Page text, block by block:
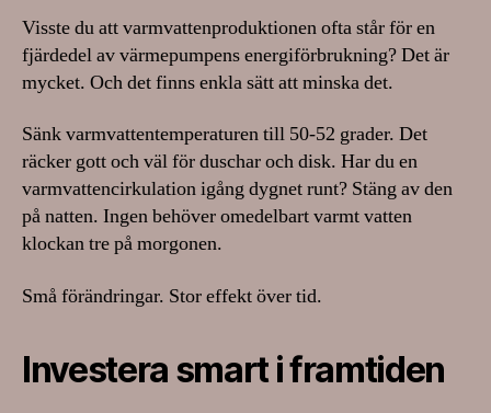
Visste du att varmvattenproduktionen ofta står för en
fjärdedel av värmepumpens energiförbrukning? Det är
mycket. Och det finns enkla sätt att minska det.
Sänk varmvattentemperaturen till 50-52 grader. Det
räcker gott och väl för duschar och disk. Har du en
varmvattencirkulation igång dygnet runt? Stäng av den
på natten. Ingen behöver omedelbart varmt vatten
klockan tre på morgonen.
Små förändringar. Stor effekt över tid.
Investera smart i framtiden